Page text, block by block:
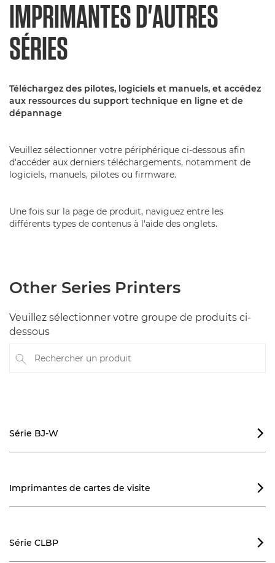
IMPRIMANTES D'AUTRES
SÉRIES
Téléchargez des pilotes, logiciels et manuels, et accédez
aux ressources du support technique en ligne et de
dépannage
Veuillez sélectionner votre périphérique ci-dessous afin
d'accéder aux derniers téléchargements, notamment de
logiciels, manuels, pilotes ou firmware.
Une fois sur la page de produit, naviguez entre les
différents types de contenus à l'aide des onglets.
Other Series Printers
Veuillez sélectionner votre groupe de produits ci-
dessous
Rechercher un produit
Série BJ-W 
Imprimantes de cartes de visite 
Série CLBP 